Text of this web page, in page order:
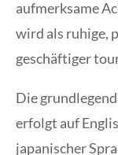
aufmerksame
wird als ruhige,
geschäftiger
Die
erfolgt auf
japanischer